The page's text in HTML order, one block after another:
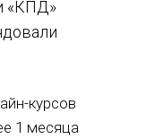
курсов
1 месяца
«КПД»